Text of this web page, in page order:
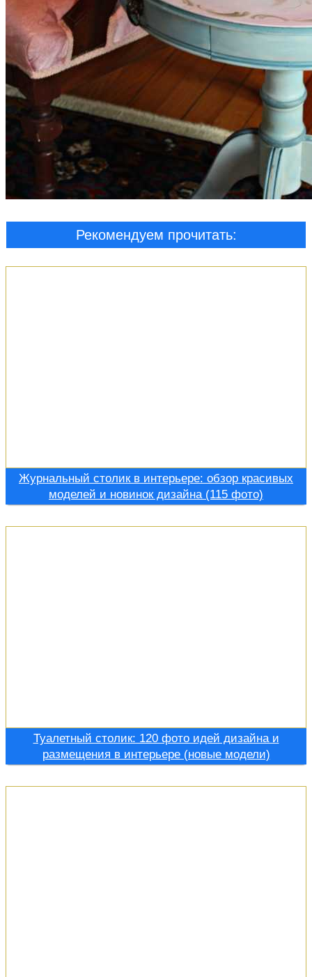
Рекомендуем прочитать:
Журнальный столик в интерьере: обзор красивых
моделей и новинок дизайна (115 фото)
Туалетный столик: 120 фото идей дизайна и
размещения в интерьере (новые модели)